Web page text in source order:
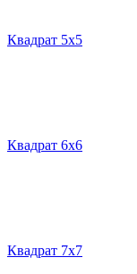
Квадрат 5х5
Квадрат 6х6
Квадрат 7х7